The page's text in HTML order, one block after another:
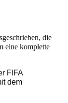
die
eine komplette
FIFA
dem